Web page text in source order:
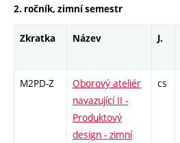
2. ročník, zimní semestr
Zkratka Název J.
M2PD-Z
Oborový ateliér
navazující II -
Produktový
design - zimní
cs